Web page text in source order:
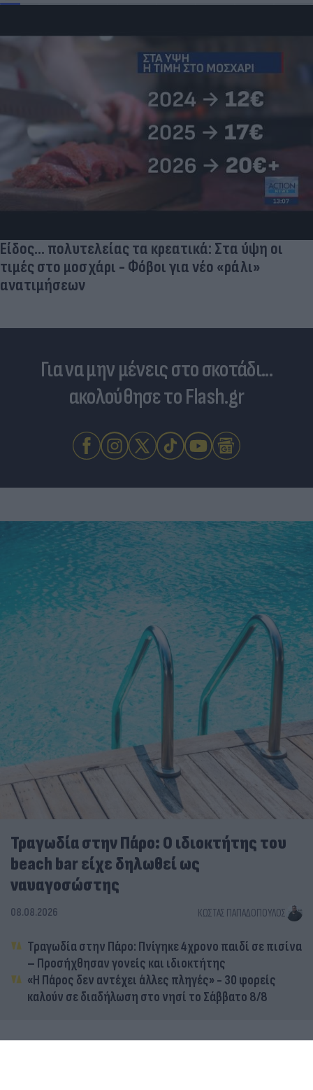
Είδος... πολυτελείας τα κρεατικά: Στα ύψη οι
τιμές στο μοσχάρι - Φόβοι για νέο «ράλι»
ανατιμήσεων
Για να μην μένεις στο σκοτάδι...
ακολούθησε το Flash.gr
Τραγωδία στην Πάρο: Ο ιδιοκτήτης του
beach bar είχε δηλωθεί ως
ναυαγοσώστης
08.08.2026 ΚΏΣΤΑΣ ΠΑΠΑΔΌΠΟΥΛΟΣ
Τραγωδία στην Πάρο: Πνίγηκε 4χρονο παιδί σε πισίνα
– Προσήχθησαν γονείς και ιδιοκτήτης
«Η Πάρος δεν αντέχει άλλες πληγές» - 30 φορείς
καλούν σε διαδήλωση στο νησί το Σάββατο 8/8